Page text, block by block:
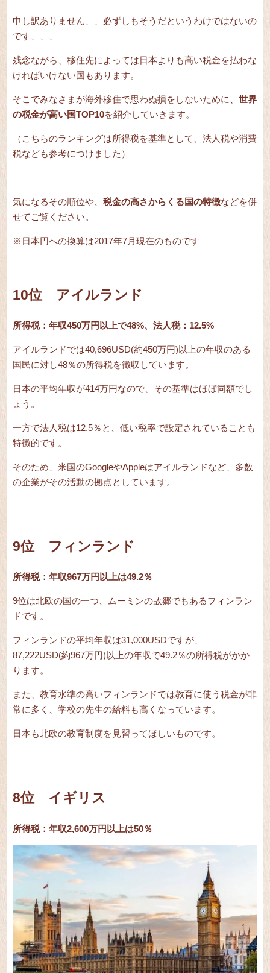
申し訳ありません、、必ずしもそうだというわけではないの
です、、、
残念ながら、移住先によっては日本よりも高い税金を払わな
ければいけない国もあります。
そこでみなさまが海外移住で思わぬ損をしないために、世界
の税金が高い国TOP10を紹介していきます。
（こちらのランキングは所得税を基準として、法人税や消費
税なども参考につけました）
気になるその順位や、税金の高さからくる国の特徴などを併
せてご覧ください。
※日本円への換算は2017年7月現在のものです
10位 アイルランド
所得税：年収450万円以上で48%、法人税：12.5%
アイルランドでは40,696USD(約450万円)以上の年収のある
国民に対し48％の所得税を徴収しています。
日本の平均年収が414万円なので、その基準はほぼ同額でし
ょう。
一方で法人税は12.5％と、低い税率で設定されていることも
特徴的です。
そのため、米国のGoogleやAppleはアイルランドなど、多数
の企業がその活動の拠点としています。
9位 フィンランド
所得税：年収967万円以上は49.2％
9位は北欧の国の一つ、ムーミンの故郷でもあるフィンラン
ドです。
フィンランドの平均年収は31,000USDですが、
87,222USD(約967万円)以上の年収で49.2％の所得税がかか
ります。
また、教育水準の高いフィンランドでは教育に使う税金が非
常に多く、学校の先生の給料も高くなっています。
日本も北欧の教育制度を見習ってほしいものです。
8位 イギリス
所得税：年収2,600万円以上は50％